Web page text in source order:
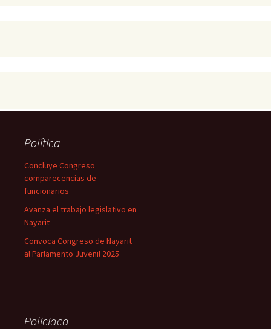
Política
Concluye Congreso
comparecencias de
funcionarios
Avanza el trabajo legislativo en
Nayarit
Convoca Congreso de Nayarit
al Parlamento Juvenil 2025
Policiaca